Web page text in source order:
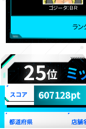
ゴジータ：ＢＲ
ラ
25位 ミ
スコア 607128pt
都道府県 店舗